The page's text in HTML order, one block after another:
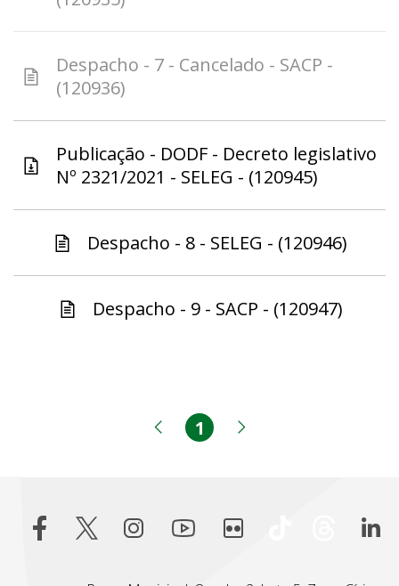
Despacho - 7 - Cancelado - SACP -
(120936)
Publicação - DODF - Decreto legislativo
Nº 2321/2021 - SELEG - (120945)
Despacho - 8 - SELEG - (120946)
Despacho - 9 - SACP - (120947)
Página anterior
Página
1